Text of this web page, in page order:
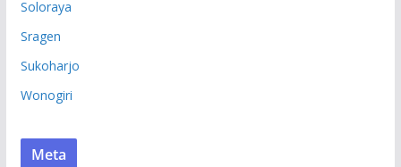
Soloraya
Sragen
Sukoharjo
Wonogiri
Meta